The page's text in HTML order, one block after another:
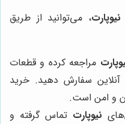
نیوپارت، می‌توانید از طریق
مراجعه کرده و قطعات
سفارش دهید. خرید
و امن است.
نیوپارت تماس گرفته و